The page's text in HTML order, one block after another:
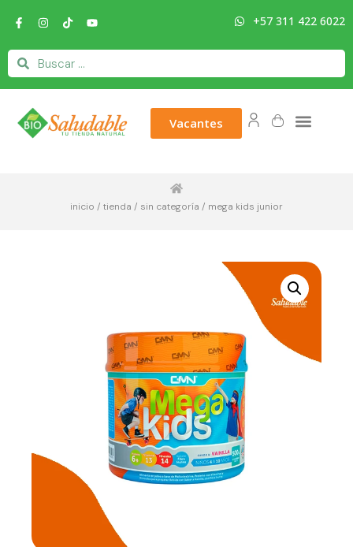
+57 311 422 6022
Vacantes
inicio / tienda / sin categoría / mega kids junior